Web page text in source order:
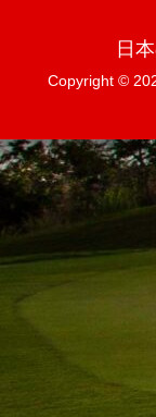
日
Copyright ©